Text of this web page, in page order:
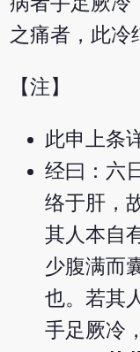
之痛者，此冷
【注】
此申上条
经曰：六
络于肝，
其人本自
少腹满而
也。若其
手足厥冷